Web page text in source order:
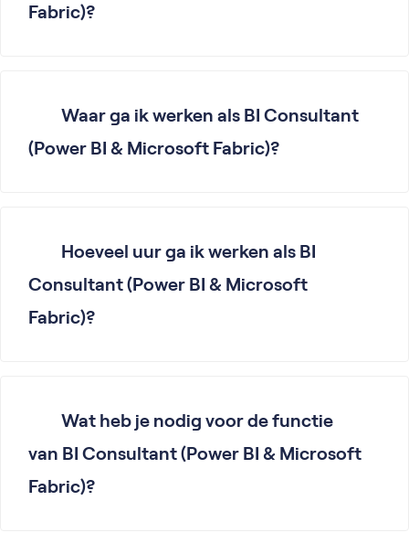
Fabric)?
Waar ga ik werken als BI Consultant
(Power BI & Microsoft Fabric)?
Hoeveel uur ga ik werken als BI
Consultant (Power BI & Microsoft
Fabric)?
Wat heb je nodig voor de functie
van BI Consultant (Power BI & Microsoft
Fabric)?